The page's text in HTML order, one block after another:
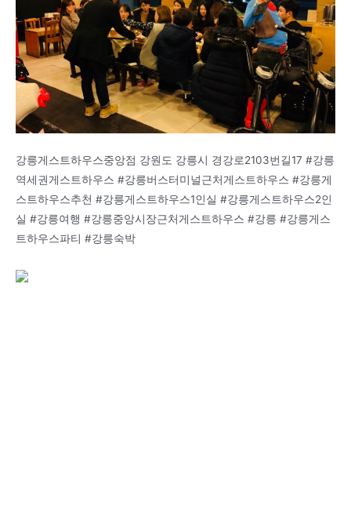
강릉게스트하우스중앙점 강원도 강릉시 경강로2103번길17 #강릉
역세권게스트하우스 #강릉버스터미널근처게스트하우스 #강릉게
스트하우스추천 #강릉게스트하우스1인실 #강릉게스트하우스2인
실 #강릉여행 #강릉중앙시장근처게스트하우스 #강릉 #강릉게스
트하우스파티 #강릉숙박